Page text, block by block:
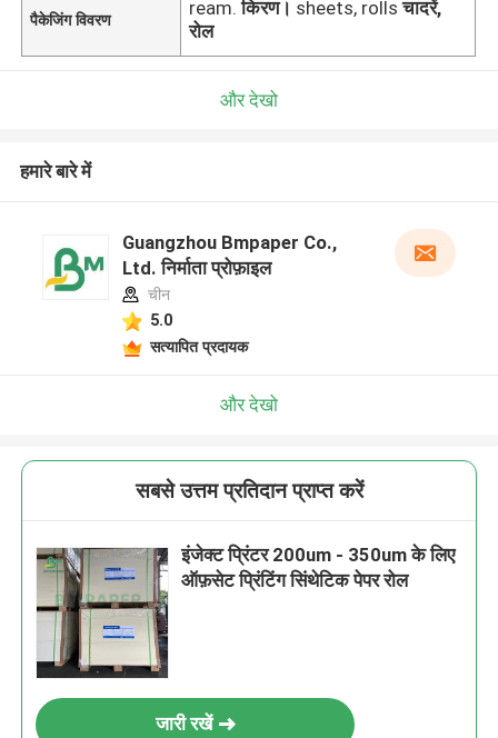
पैकेजिंग विवरण
ream. किरण। sheets, rolls चादरें,
रोल
और देखो
हमारे बारे में
Guangzhou Bmpaper Co.,
Ltd. निर्माता प्रोफ़ाइल
चीन
5.0
सत्यापित प्रदायक
और देखो
सबसे उत्तम प्रतिदान प्राप्त करें
इंजेक्‍ट प्रिंटर 200um - 350um के लिए
ऑफ़सेट प्रिंटिंग सिंथेटिक पेपर रोल
जारी रखें